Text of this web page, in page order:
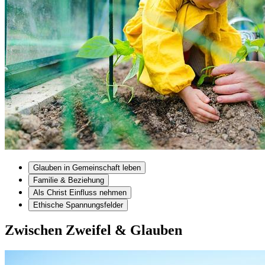
Glauben in Gemeinschaft leben
Familie & Beziehung
Als Christ Einfluss nehmen
Ethische Spannungsfelder
Zwischen Zweifel & Glauben